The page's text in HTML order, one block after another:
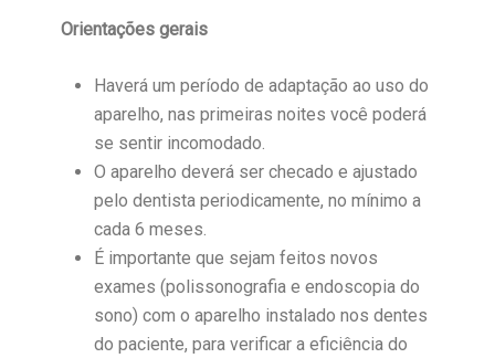
Orientações gerais
Haverá um período de adaptação ao uso do
aparelho, nas primeiras noites você poderá
se sentir incomodado.
O aparelho deverá ser checado e ajustado
pelo dentista periodicamente, no mínimo a
cada 6 meses.
É importante que sejam feitos novos
exames (polissonografia e endoscopia do
sono) com o aparelho instalado nos dentes
do paciente, para verificar a eficiência do